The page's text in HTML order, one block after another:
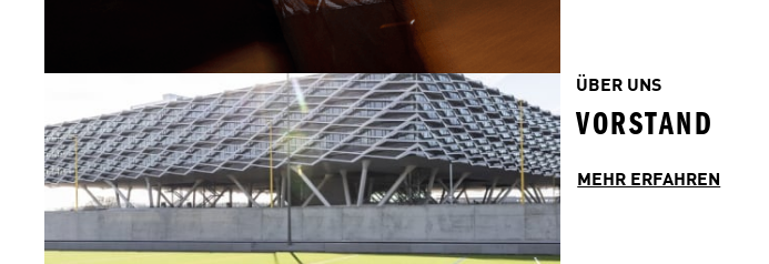
ÜBER UNS
VORSTAND
MEHR ERFAHREN